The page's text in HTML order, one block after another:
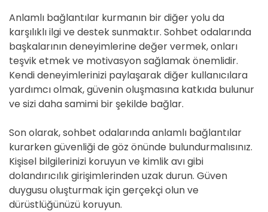
Anlamlı bağlantılar kurmanın bir diğer yolu da
karşılıklı ilgi ve destek sunmaktır. Sohbet odalarında
başkalarının deneyimlerine değer vermek, onları
teşvik etmek ve motivasyon sağlamak önemlidir.
Kendi deneyimlerinizi paylaşarak diğer kullanıcılara
yardımcı olmak, güvenin oluşmasına katkıda bulunur
ve sizi daha samimi bir şekilde bağlar.
Son olarak, sohbet odalarında anlamlı bağlantılar
kurarken güvenliği de göz önünde bulundurmalısınız.
Kişisel bilgilerinizi koruyun ve kimlik avı gibi
dolandırıcılık girişimlerinden uzak durun. Güven
duygusu oluşturmak için gerçekçi olun ve
dürüstlüğünüzü koruyun.